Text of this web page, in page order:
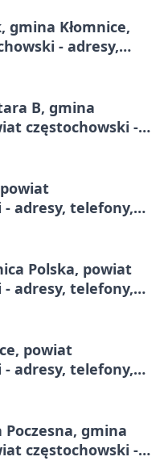
gmina Kłomnice,
- adresy,
B, gmina
częstochowski -
adresy, telefony,
Polska, powiat
adresy, telefony,
powiat
adresy, telefony,
gmina
częstochowski -